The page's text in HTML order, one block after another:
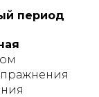
период